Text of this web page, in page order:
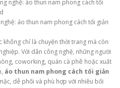
áo thun nam phong cách tối giản
chỉ là chuyện thời trang mà còn
Với dân công nghệ, những người
coworking, quán cà phê hoặc xuất
áo thun nam phong cách tối giản
dễ phối và phù hợp với nhiều bối